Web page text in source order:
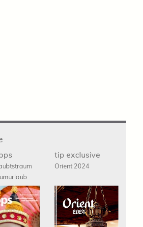
tip exclusive
Orient 2024